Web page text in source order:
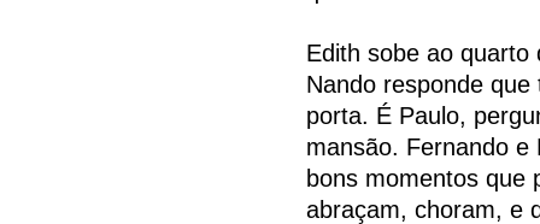
Edith sobe ao quarto
Nando responde
porta. É Paulo,
mansão. Fernando
bons momentos que
abraçam, choram, e